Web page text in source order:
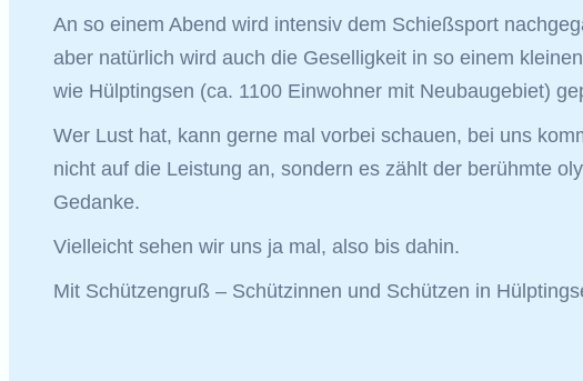
An so einem Abend wird intensiv dem Schießsport
aber natürlich wird auch die Geselligkeit in so einem
wie Hülptingsen (ca. 1100 Einwohner mit Neubaugebiet)
Wer Lust hat, kann gerne mal vorbei schauen, bei uns
nicht auf die Leistung an, sondern es zählt der berühmte
Gedanke.
Vielleicht sehen wir uns ja mal, also bis dahin.
Mit Schützengruß – Schützinnen und Schützen in